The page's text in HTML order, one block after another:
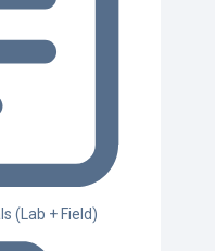
(Lab + Field)